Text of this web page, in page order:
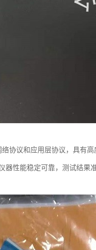
协议和应用层协议，具有
器性能稳定可靠，测试结果